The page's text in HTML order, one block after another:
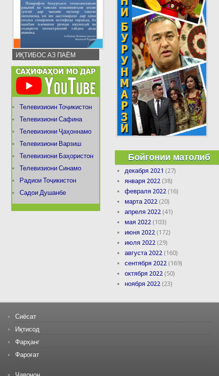
ИҚТИБОС АЗ ПАЁМ
Телевизиоин Тоҷикистон
Телевизиони Сафина
Телевизиони Ҷаҳоннамо
Телевизиони Варзиш
Телевизиони Баҳористон
Телевизиони Синамо
Радиои Тоҷикистон
Садои Душанбе
Бойгонии матолиб
декабря 2021 (27)
января 2022 (38)
февраля 2022 (16)
марта 2022 (20)
апреля 2022 (41)
мая 2022 (103)
июня 2022 (172)
июля 2022 (29)
августа 2022 (160)
сентября 2022 (169)
октября 2022 (50)
ноября 2022 (23)
Сиёсат
Иқтисод
Фарҳанг
Фароғат